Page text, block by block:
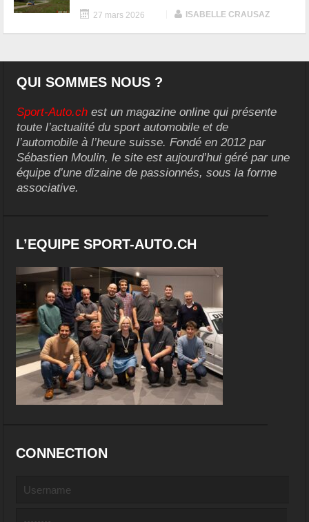
27 mars 2026 ISABELLE CRAUSAZ
QUI SOMMES NOUS ?
Sport-Auto.ch est un magazine online qui présente
toute l’actualité du sport automobile et de
l’automobile à l’heure suisse. Fondé en 2012 par
Sébastien Moulin, le site est aujourd’hui géré par une
équipe d’une dizaine de passionnés, sous la forme
associative.
L’EQUIPE SPORT-AUTO.CH
CONNECTION